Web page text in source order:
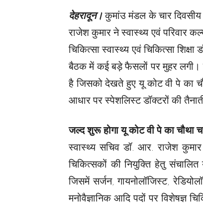
देहरादून।कुमांउ मंडल के चार
राजेश कुमार ने स्वास्थ्य एवं परिवार
चिकित्सा स्वास्थ्य एवं चिकित्सा
बैठक में कई बड़े फैसलों पर मुहर लगी।
है जिसको देखते हुए यू कोट वी पे का
आधार पर स्पेशलिस्ट डॉक्टरों की
जल्द शुरू होगा यू कोट वी पे का चौथा
स्वास्थ्य सचिव डॉ. आर. राजेश कुमार
चिकित्सकों की नियुक्ति हेतु
जिसमें सर्जन, गायनोलॉजिस्ट,
मनोवैज्ञानिक आदि पदों पर विशेषज्ञ